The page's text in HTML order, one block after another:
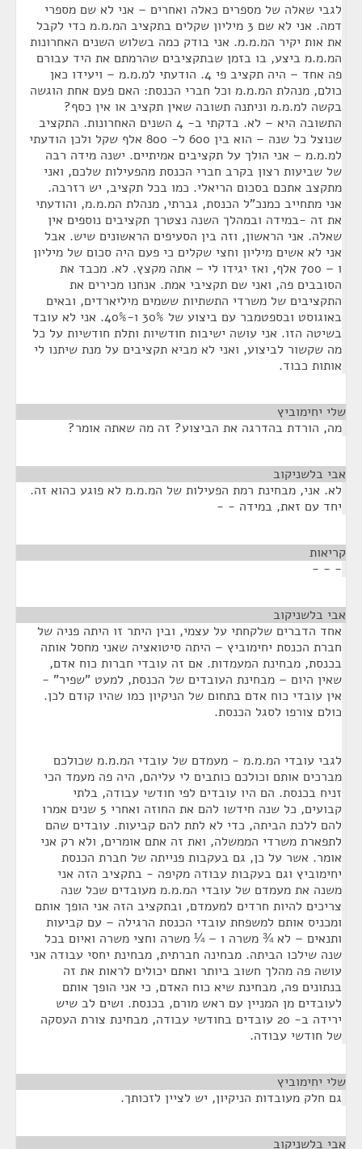
לגבי שאלה של מספרים כאלה ואחרים – אני לא שם מספרי
דמה. אני לא שם 3 מיליון שקלים בתקציב המ.מ.מ כדי לקבל
את אות יקיר המ.מ.מ. אני בודק כמה בשלוש השנים האחרונות
המ.מ.מ ביצע, בו בזמן שבתקציבים שהרמתם את היד עבורם
פה אחד – היה תקציב פי 4. הודעתי למ.מ.מ – ויעידו כאן
כולם, מנהלת המ.מ.מ וכל חברי הכנסת: האם פעם אחת הוגשה
בקשה למ.מ.מ וניתנה תשובה שאין תקציב או אין כסף?
התשובה היא – לא. בדקתי ב- 4 השנים האחרונות. התקציב
שנוצל כל שנה – הוא בין 600 ל- 800 אלף שקל ולכן הודעתי
למ.מ.מ – אני הולך על תקציבים אמיתיים. ישנה מידה רבה
של שביעות רצון בקרב חברי הכנסת מהפעילות שלכם, ואני
מתקצב אתכם בסכום הריאלי. כמו בכל תקציב, יש רזרבה.
אני מתחייב כמנכ"ל הכנסת, גברתי, מנהלת המ.מ.מ, והודעתי
את זה -במידה ובמהלך השנה נצטרך תקציבים נוספים אין
שאלה. אני הראשון, וזה בין הסעיפים הראשונים שיש. אבל
אני לא אשים מיליון וחצי שקלים כי פעם היה סכום של מיליון
ו – 700 אלף, ואז יגידו לי – אתה מקצץ. לא. מכבד את
הסובבים פה, ואני שם תקציבי אמת. אנחנו מכירים את
התקציבים של משרדי התשתיות ששמים מיליארדים, ובאים
באוגוסט ובספטמבר עם ביצוע של 30% ו-40%. אני לא עובד
בשיטה הזו. אני עושה ישיבות חודשיות ותלת חודשיות על כל
מה שקשור לביצוע, ואני לא מביא תקציבים על מנת שיתנו לי
אותות כבוד.
שלי יחימוביץ
מה, הורדת בהדרגה את הביצוע? זה מה שאתה אומר?
אבי בלשניקוב
לא. אני, מבחינת רמת הפעילות של המ.מ.מ לא פוגע כהוא זה.
יחד עם זאת, במידה - -
קריאות
- - -
אבי בלשניקוב
אחד הדברים שלקחתי על עצמי, ובין היתר זו היתה פניה של
חברת הכנסת יחימוביץ – היתה סיטואציה שאני מחסל אותה
בכנסת, מבחינת המעמדות. אם זה עובדי חברות כוח אדם,
שאין היום – מבחינת העובדים של הכנסת, למעט "שפיר" -
אין עובדי כוח אדם בתחום של הניקיון כמו שהיו קודם לכן.
כולם צורפו לסגל הכנסת.
לגבי עובדי המ.מ.מ - מעמדם של עובדי המ.מ.מ שכולכם
מברכים אותם וכולכם כותבים לי עליהם, היה פה מעמד הכי
זניח בכנסת. הם היו עובדים לפי חודשי עבודה, בלתי
קבועים, כל שנה חידשו להם את החוזה ואחרי 5 שנים אמרו
להם ללכת הביתה, כדי לא לתת להם קביעות. עובדים שהם
לתפארת משרדי הממשלה, ואת זה אתם אומרים, ולא רק אני
אומר. אשר על כן, גם בעקבות פנייתה של חברת הכנסת
יחימוביץ וגם בעקבות עבודה מקיפה - בתקציב הזה אני
משנה את מעמדם של עובדי המ.מ.מ מעובדים שכל שנה
צריכים להיות חרדים למעמדם, ובתקציב הזה אני הופך אותם
ומכניס אותם למשפחת עובדי הכנסת הרגילה – עם קביעות
ותנאים – לא ¾ משרה ו – ¼ משרה וחצי משרה ואיום בכל
שנה שילכו הביתה. מבחינה חברתית, מבחינת יחסי עבודה אני
עושה פה מהלך חשוב ביותר ואתם יכולים לראות את זה
בנתונים פה, מבחינת שיא כוח האדם, כי אני הופך אותם
לעובדים מן המניין עם ראש מורם, בכנסת. ושים לב שיש
ירידה ב- 20 עובדים בחודשי עבודה, מבחינת צורת העסקה
של חודשי עבודה.
שלי יחימוביץ
גם חלק מעובדות הניקיון, יש לציין לזכותך.
אבי בלשניקוב